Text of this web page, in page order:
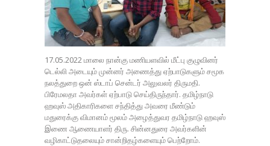
17.05.2022 மாலை நான்கு மணியளவில் மீட்பு குழுவினர்
டெல்லி அடையும் முன்னர் அணைத்து ஏற்பாடுகளும் சமூக
நலத்துறை ஒன் ஸ்டாப் சென்டர் அலுவலர் திருமதி.
பிரேமலதா அவர்கள் ஏற்பாடு செய்திருந்தார். தமிழ்நாடு
ஹவுஸ் அதிகாரிகளை சந்தித்து அவரை மீண்டும்
மதுரைக்கு விமானம் மூலம் அழைத்துவர தமிழ்நாடு ஹவுஸ்
இணை ஆணையாளர் திரு. சின்னதுரை அவர்களின்
வழிகாட்டுதலையும் சான்றிதழ்களையும் பெற்றோம்.